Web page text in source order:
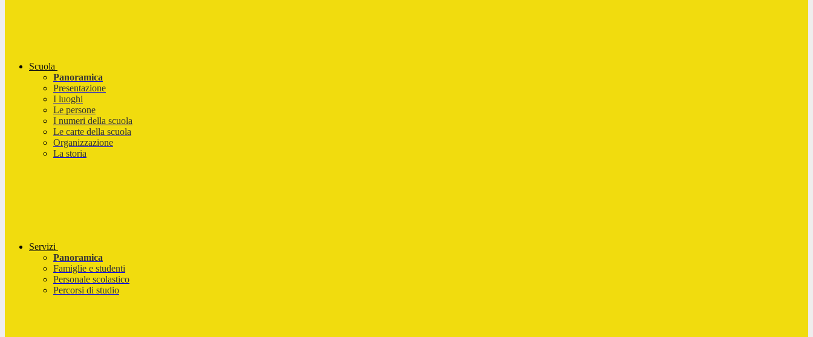
Scuola
Panoramica
Presentazione
I luoghi
Le persone
I numeri della scuola
Le carte della scuola
Organizzazione
La storia
Servizi
Panoramica
Famiglie e studenti
Personale scolastico
Percorsi di studio